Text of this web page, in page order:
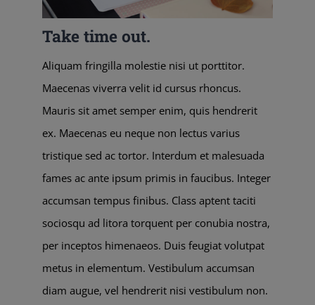
Take time out.
Aliquam fringilla molestie nisi ut porttitor.
Maecenas viverra velit id cursus rhoncus.
Mauris sit amet semper enim, quis hendrerit
ex. Maecenas eu neque non lectus varius
tristique sed ac tortor. Interdum et malesuada
fames ac ante ipsum primis in faucibus. Integer
accumsan tempus finibus. Class aptent taciti
sociosqu ad litora torquent per conubia nostra,
per inceptos himenaeos. Duis feugiat volutpat
metus in elementum. Vestibulum accumsan
diam augue, vel hendrerit nisi vestibulum non.